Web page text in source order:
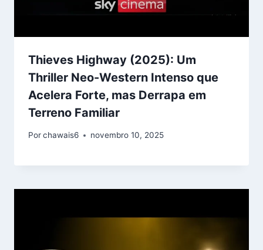
Thieves Highway (2025): Um
Thriller Neo-Western Intenso que
Acelera Forte, mas Derrapa em
Terreno Familiar
Porchawais6 novembro 10, 2025